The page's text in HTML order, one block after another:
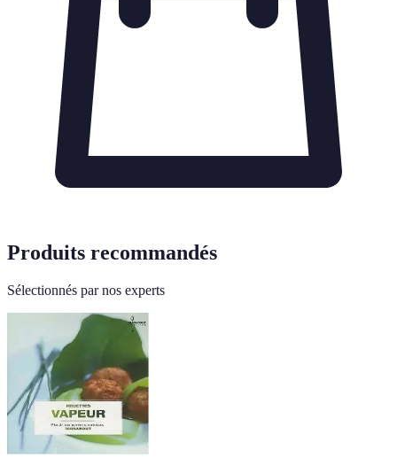
Produits recommandés
Sélectionnés par nos experts